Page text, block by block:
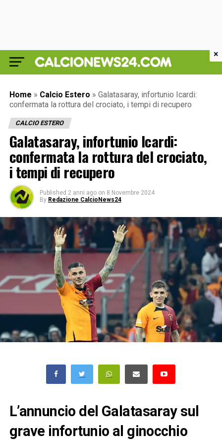
Home » Calcio Estero » Galatasaray, infortunio Icardi:
confermata la rottura del crociato, i tempi di recupero
CALCIO ESTERO
Galatasaray, infortunio Icardi:
confermata la rottura del crociato,
i tempi di recupero
Published 2 anni ago on 8 Novembre 2024
By Redazione CalcioNews24
L’annuncio del Galatasaray sul
grave infortunio al ginocchio
×